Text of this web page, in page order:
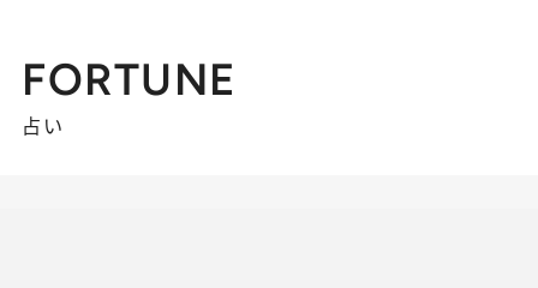
FORTUNE
占い